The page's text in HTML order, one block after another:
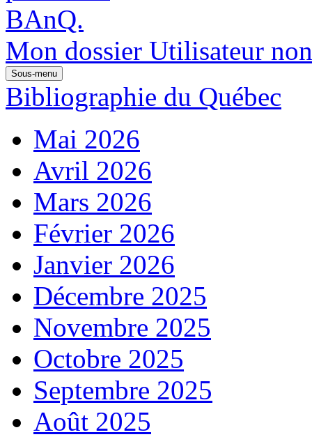
Mon dossier Utilisateur
Sous-menu
Bibliographie du Québec
Mai 2026
Avril 2026
Mars 2026
Février 2026
Janvier 2026
Décembre 2025
Novembre 2025
Octobre 2025
Septembre 2025
Août 2025